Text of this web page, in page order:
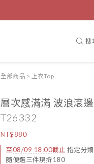
搜
全部商品 > 上衣Top
層次感滿滿 波浪滾
T26332
NT$880
至08/09 18:00截止 指定分
隨便選三件現折180